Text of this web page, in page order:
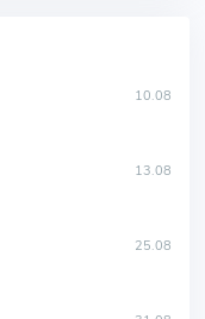
10.08
13.08
25.08